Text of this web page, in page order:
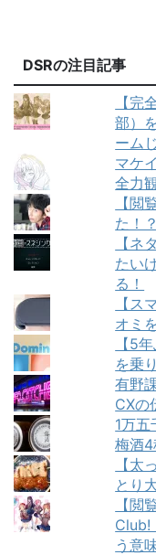
DSRの注目記事
【完
部）
ーム
マケ
全力
【閲
た！
【ネ
たい
る！
【ス
オミ
【5
を乗
有野
CXの
1万
梅酒
【太
とり
【
Club!
う意